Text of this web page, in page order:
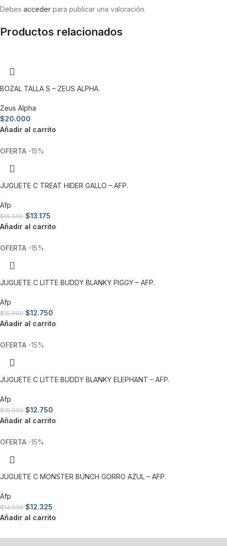
Debes acceder para publicar una valoración.
Productos relacionados
BOZAL TALLA S – ZEUS ALPHA.
Zeus Alpha
$20.000
Añadir al carrito
-15%
JUGUETE C TREAT HIDER GALLO – AFP.
Afp
$15.500 $13.175
Añadir al carrito
-15%
JUGUETE C LITTE BUDDY BLANKY PIGGY – AFP.
Afp
$15.000 $12.750
Añadir al carrito
-15%
JUGUETE C LITTE BUDDY BLANKY ELEPHANT – AFP.
Afp
$15.000 $12.750
Añadir al carrito
-15%
JUGUETE C MONSTER BUNCH GORRO AZUL – AFP.
Afp
$14.500 $12.325
Añadir al carrito